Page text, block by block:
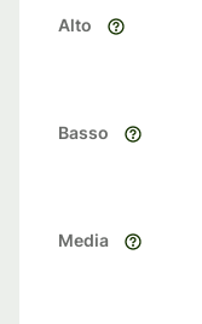
Alto
Basso
Media